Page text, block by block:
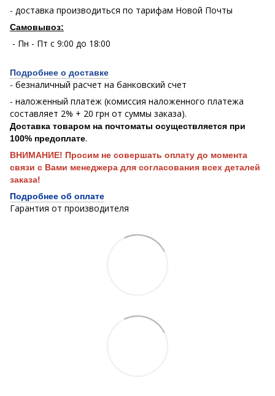
- доставка производиться по тарифам Новой Почты
Самовывоз:
- Пн - Пт с 9:00 до 18:00
Подробнее о доставке
- безналичный расчет на банковский счет
- наложенный платеж (комиссия наложенного платежа
составляет 2% + 20 грн от суммы заказа).
Доставка товаром на почтоматы осуществляется при
100% предоплате.
ВНИМАНИЕ! Просим не совершать оплату до момента
связи с Вами менеджера для согласования всех деталей
заказа!
Подробнее об оплате
Гарантия от производителя